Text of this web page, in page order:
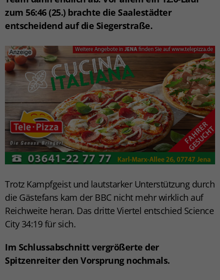
zum 56:46 (25.) brachte die Saalestädter
entscheidend auf die Siegerstraße.
Trotz Kampfgeist und lautstarker Unterstützung durch
die Gästefans kam der BBC nicht mehr wirklich auf
Reichweite heran. Das dritte Viertel entschied Science
City 34:19 für sich.
Im Schlussabschnitt vergrößerte der
Spitzenreiter den Vorsprung nochmals.